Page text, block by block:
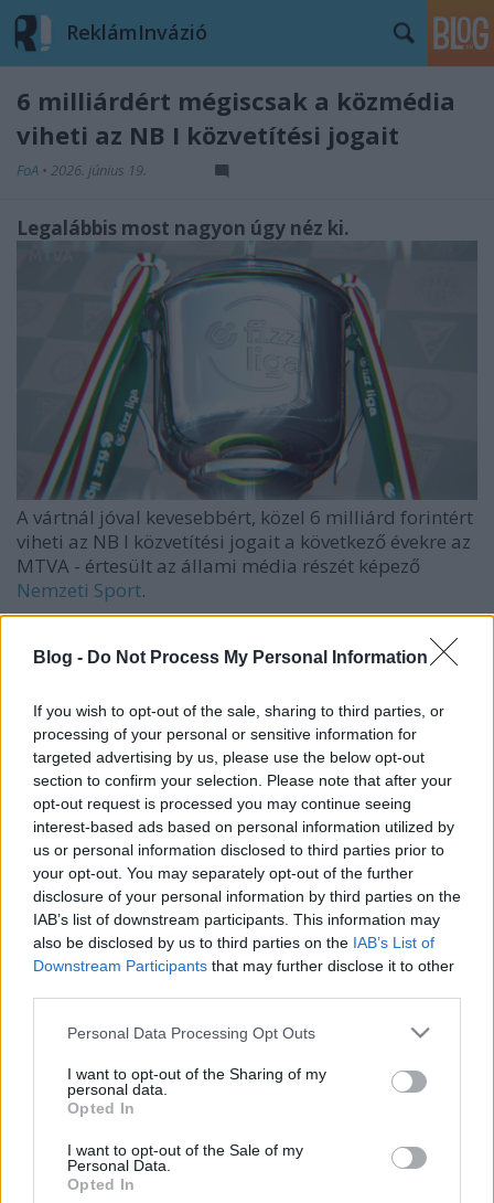
Blog - Do Not Process My Personal Information
If you wish to opt-out of the sale, sharing to third parties, or
processing of your personal or sensitive information for
targeted advertising by us, please use the below opt-out
section to confirm your selection. Please note that after your
opt-out request is processed you may continue seeing
interest-based ads based on personal information utilized by
us or personal information disclosed to third parties prior to
your opt-out. You may separately opt-out of the further
disclosure of your personal information by third parties on the
IAB’s list of downstream participants. This information may
also be disclosed by us to third parties on the IAB’s List of
Downstream Participants that may further disclose it to other
Please note that this website/app uses one or more Google
not limited to your visit or usage behaviour. You may click to
grant or deny consent to Google and its third-party tags to
use your data for below specified purposes in below Google
consent section.
Personal Data Processing Opt Outs
I want to opt-out of the Sharing of my
personal data.
Opted In
I want to opt-out of the Sale of my
Personal Data.
Opted In
ReklámInvázió
6 milliárdért mégiscsak a közmédia
viheti az NB I közvetítési jogait
FoA • 2026. június 19.
Legalábbis most nagyon úgy néz ki.
A vártnál jóval kevesebbért, közel 6 milliárd forintért
viheti az NB I közvetítési jogait a következő évekre az
MTVA - értesült az állami média részét képező
Nemzeti Sport.
tízmilliárd forintot fizetett azért, hogy közvetíthesse
bár a Magyar Labdarúgó Szövetség (MLSZ) továbbra
is ennyiért adta volna a jogokat, több lap is úgy
értesült, hogy az áprilisban (alig néhány nappal az
országgyűlési választások után) meghirdetett nylít
pályázaton ennek csak a töredékét ajánlották a
tenderen induló kereskedelmi tévétársaságok.
Éppen ezért - talán jobb ajánlatokra várva? - az
MLSZ többször is kitolta a tender határidejét -
legutóbb például június 22-ig, azaz jövő hétfőig. A
G7 gazdasági portál korábban aztírta , amennyiben
a mostani pályázat eredményes lesz, július 8-án,
azaz két héttel a szezon rajtja előtt megköthetik a
szerződést.
A lap értesülései szerint azMTVA, a Network4,
valamint a Sport TV-t fenntartó AMC maradt
állami média viheti a magyar focit, de ahogy írták,
az eddigieknél jóval kevesebbért.